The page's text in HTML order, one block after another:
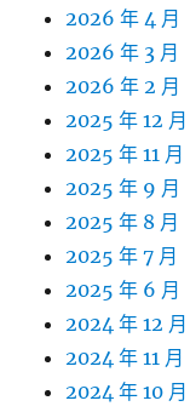
2026 年 4 月
2026 年 3 月
2026 年 2 月
2025 年 12 月
2025 年 11 月
2025 年 9 月
2025 年 8 月
2025 年 7 月
2025 年 6 月
2024 年 12 月
2024 年 11 月
2024 年 10 月